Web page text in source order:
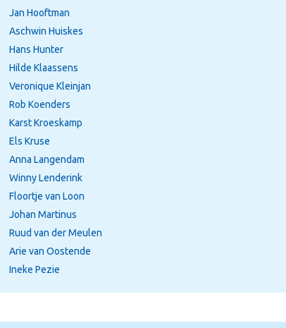
Jan Hooftman
Aschwin Huiskes
Hans Hunter
Hilde Klaassens
Veronique Kleinjan
Rob Koenders
Karst Kroeskamp
Els Kruse
Anna Langendam
Winny Lenderink
Floortje van Loon
Johan Martinus
Ruud van der Meulen
Arie van Oostende
Ineke Pezie